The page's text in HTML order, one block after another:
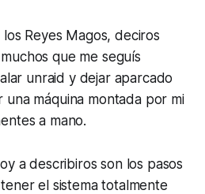
Reyes Magos, deciros
que me seguís
unraid y dejar aparcado
una máquina montada por mi
a mano.
a describiros son los pasos
el sistema totalmente